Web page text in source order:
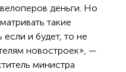
деньги. Но
такие
и будет, то не
новостроек», —
министра